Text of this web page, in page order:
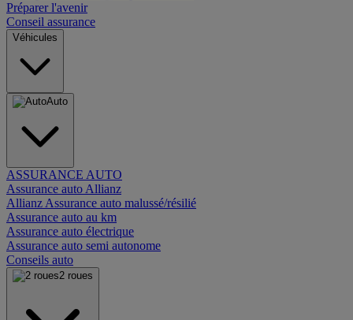
Préparer l'avenir
Conseil assurance
Véhicules
Auto
ASSURANCE AUTO
Assurance auto Allianz
Allianz Assurance auto malussé/résilié
Assurance auto au km
Assurance auto électrique
Assurance auto semi autonome
Conseils auto
2 roues